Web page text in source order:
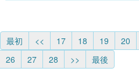
最初 << 17 18 19 20
26
27 28 >> 最後